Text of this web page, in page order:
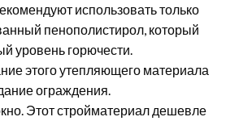
использовать только
пенополистирол, который
уровень горючести.
этого утепляющего материала
ограждения.
Этот стройматериал дешевле